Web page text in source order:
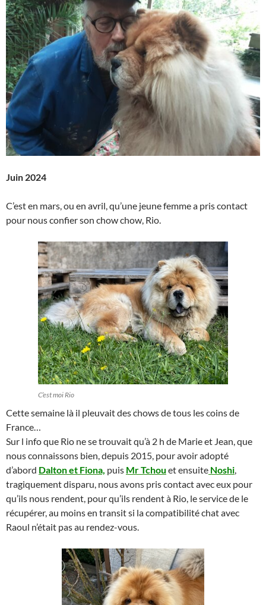
Juin 2024
C’est en mars, ou en avril, qu’une jeune femme a pris contact
pour nous confier son chow chow, Rio.
C’est moi Rio
Cette semaine là il pleuvait des chows de tous les coins de
France…
Sur l info que Rio ne se trouvait qu’à 2 h de Marie et Jean, que
nous connaissons bien, depuis 2015, pour avoir adopté
d’abord Dalton et Fiona, puis Mr Tchou et ensuite Noshi,
tragiquement disparu, nous avons pris contact avec eux pour
qu’ils nous rendent, pour qu’ils rendent à Rio, le service de le
récupérer, au moins en transit si la compatibilité chat avec
Raoul n’était pas au rendez-vous.